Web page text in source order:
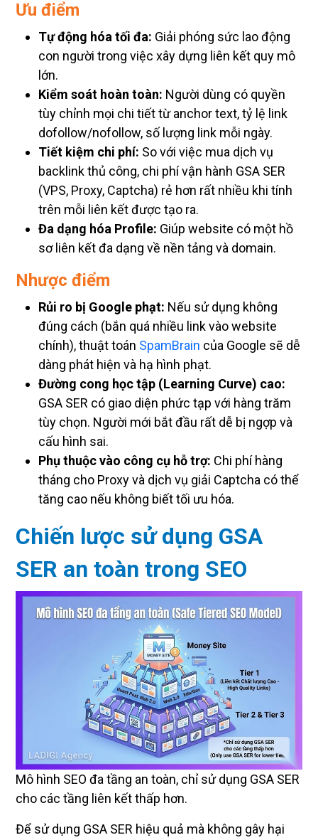
Ưu điểm
Tự động hóa tối đa: Giải phóng sức lao động
con người trong việc xây dựng liên kết quy mô
lớn.
Kiểm soát hoàn toàn: Người dùng có quyền
tùy chỉnh mọi chi tiết từ anchor text, tỷ lệ link
dofollow/nofollow, số lượng link mỗi ngày.
Tiết kiệm chi phí: So với việc mua dịch vụ
backlink thủ công, chi phí vận hành GSA SER
(VPS, Proxy, Captcha) rẻ hơn rất nhiều khi tính
trên mỗi liên kết được tạo ra.
Đa dạng hóa Profile: Giúp website có một hồ
sơ liên kết đa dạng về nền tảng và domain.
Nhược điểm
Rủi ro bị Google phạt: Nếu sử dụng không
đúng cách (bắn quá nhiều link vào website
chính), thuật toán SpamBrain của Google sẽ dễ
dàng phát hiện và hạ hình phạt.
Đường cong học tập (Learning Curve) cao:
GSA SER có giao diện phức tạp với hàng trăm
tùy chọn. Người mới bắt đầu rất dễ bị ngợp và
cấu hình sai.
Phụ thuộc vào công cụ hỗ trợ: Chi phí hàng
tháng cho Proxy và dịch vụ giải Captcha có thể
tăng cao nếu không biết tối ưu hóa.
Chiến lược sử dụng GSA
SER an toàn trong SEO
Mô hình SEO đa tầng an toàn, chỉ sử dụng GSA SER
cho các tầng liên kết thấp hơn.
Để sử dụng GSA SER hiệu quả mà không gây hại